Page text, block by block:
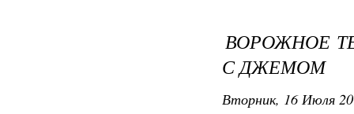
ВОРОЖНОЕ
С ДЖЕМОМ
Вторник, 16 Июля